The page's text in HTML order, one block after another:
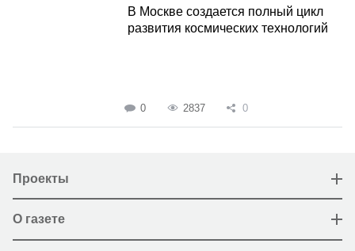
В Москве создается полный цикл
развития космических технологий
0 2837 0
Проекты
О газете